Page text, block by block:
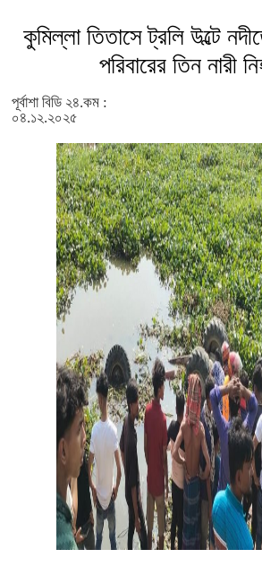
কুমিল্লা তিতাসে ট্রলি উল্টে
পরিবারের তিন নারী
পূর্বাশা বিডি ২৪.কম :
০৪.১২.২০২৫